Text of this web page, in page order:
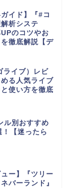
イド】『#コ
析システ
のコツやお
徹底解説【デ
ライブ）レビ
る人気ライブ
使い方を徹底
ル別おすすめ
【迷ったら
ュー】『ツリー
バーランド』